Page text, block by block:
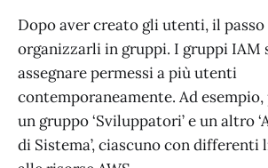
Dopo aver creato gli utenti, il passo
organizzarli in gruppi. I gruppi IAM
assegnare permessi a più utenti
contemporaneamente. Ad
un gruppo ‘Sviluppatori’ e un altro
di Sistema’, ciascuno con differenti